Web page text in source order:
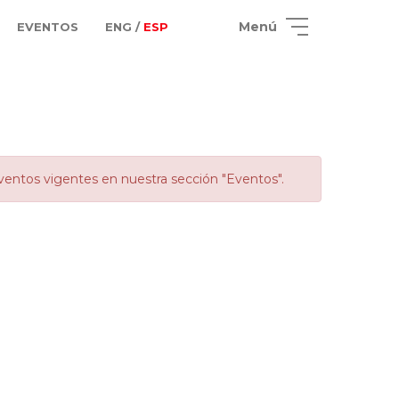
EVENTOS ENG / ESP Menú
vigentes en nuestra sección "Eventos".